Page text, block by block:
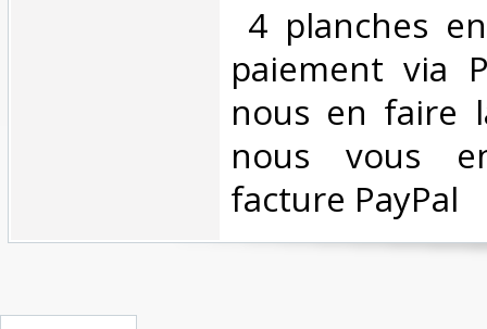
4 planches
paiement via
nous en faire
nous vous
facture PayPal‎